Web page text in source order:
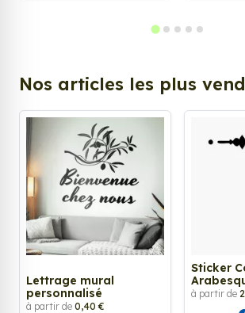
Nos articles les plus
Lettrage mural
personnalisé
à partir de 0,40 €
Sticker
à partir de